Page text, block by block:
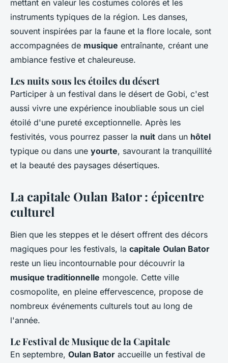
mettant en valeur les costumes colorés et les
instruments typiques de la région. Les danses,
souvent inspirées par la faune et la flore locale, sont
accompagnées de musique entraînante, créant une
ambiance festive et chaleureuse.
Les nuits sous les étoiles du désert
Participer à un festival dans le désert de Gobi, c'est
aussi vivre une expérience inoubliable sous un ciel
étoilé d'une pureté exceptionnelle. Après les
festivités, vous pourrez passer la nuit dans un hôtel
typique ou dans une yourte, savourant la tranquillité
et la beauté des paysages désertiques.
La capitale Oulan Bator : épicentre
culturel
Bien que les steppes et le désert offrent des décors
magiques pour les festivals, la capitale Oulan Bator
reste un lieu incontournable pour découvrir la
musique traditionnelle mongole. Cette ville
cosmopolite, en pleine effervescence, propose de
nombreux événements culturels tout au long de
l'année.
Le Festival de Musique de la Capitale
En septembre, Oulan Bator accueille un festival de